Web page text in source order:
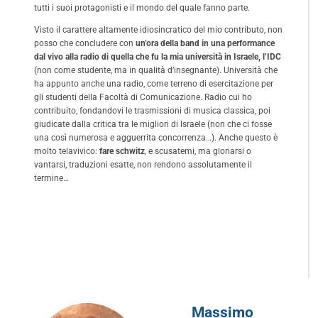
tutti i suoi protagonisti e il mondo del quale fanno parte.
Visto il carattere altamente idiosincratico del mio contributo, non
posso che concludere con un’ora della band in una performance
dal vivo alla radio di quella che fu la mia università in Israele, l’IDC
(non come studente, ma in qualità d’insegnante). Università che
ha appunto anche una radio, come terreno di esercitazione per
gli studenti della Facoltà di Comunicazione. Radio cui ho
contribuito, fondandovi le trasmissioni di musica classica, poi
giudicate dalla critica tra le migliori di Israele (non che ci fosse
una così numerosa e agguerrita concorrenza…). Anche questo è
molto telavivico: fare schwitz, e scusatemi, ma gloriarsi o
vantarsi, traduzioni esatte, non rendono assolutamente il
termine…
Massimo